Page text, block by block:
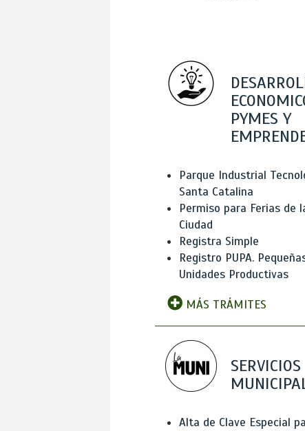
PYMES Y
Parque Industrial
Santa Catalina
Permiso para Ferias de
Ciudad
Registra Simple
Registro PUPA.
Unidades Productivas
MÁS TRÁMITES
SERVICIOS
Alta de Clave Especial